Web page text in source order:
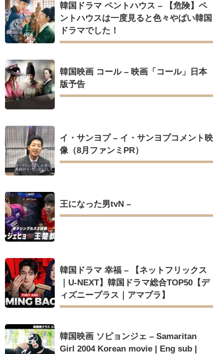
Powered by livedoor 相互RSS
韓国ドラマ ペントハウス – 【危険】ペ
ントハウスは一度見ると色々やばい韓国
ドラマでした！
韓国映画 コール – 映画「コール」日本
版予告
イ・サンヨプ – イ・サンヨプコメント映
像（8月ファンミPR）
王になった男tvN –
韓国ドラマ 幸福 – 【ネットフリックス
｜U-NEXT】韓国ドラマ総合TOP50【デ
ィズニープラス｜アマプラ】
韓国映画 ソピョンジェ – Samaritan
Girl 2004 Korean movie | Eng sub |